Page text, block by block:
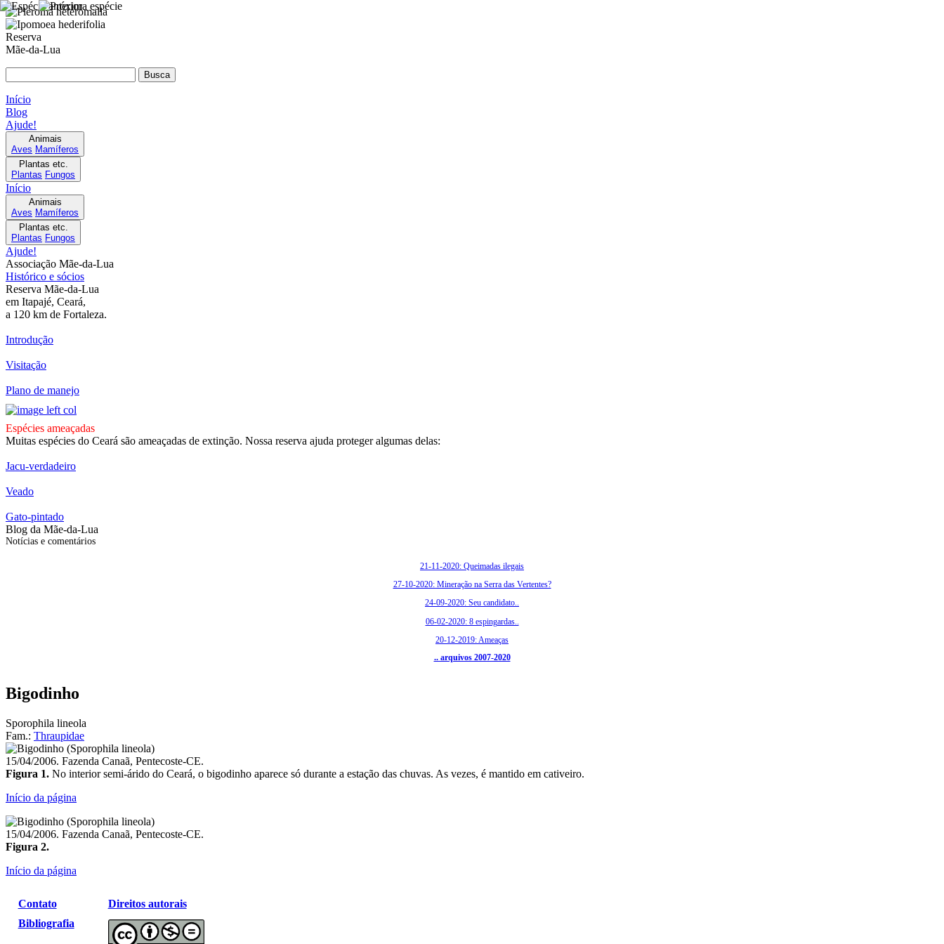
Reserva
Mãe-da-Lua
Início
Blog
Ajude!
Animais
Aves Mamíferos
Plantas etc.
Plantas Fungos
Início
Animais
Aves Mamíferos
Plantas etc.
Plantas Fungos
Ajude!
Associação Mãe-da-Lua
Histórico e sócios
Reserva Mãe-da-Lua
em Itapajé, Ceará,
a 120 km de Fortaleza.
Introdução
Visitação
Plano de manejo
Espécies ameaçadas
Muitas espécies do Ceará são ameaçadas de extinção. Nossa reserva ajuda proteger algumas delas:
Jacu-verdadeiro
Veado
Gato-pintado
Blog da Mãe-da-Lua
Notícias e comentários
21-11-2020: Queimadas ilegais
27-10-2020: Mineração na Serra das Vertentes?
24-09-2020: Seu candidato..
06-02-2020: 8 espingardas..
20-12-2019: Ameaças
.. arquivos 2007-2020
Bigodinho
Sporophila lineola
Fam.: Thraupidae
15/04/2006. Fazenda Canaã, Pentecoste-CE.
Figura 1. No interior semi-árido do Ceará, o bigodinho aparece só durante a estação das chuvas. As vezes, é mantido em cativeiro.
Início da página
15/04/2006. Fazenda Canaã, Pentecoste-CE.
Figura 2.
Início da página
Contato
Bibliografia
Direitos autorais